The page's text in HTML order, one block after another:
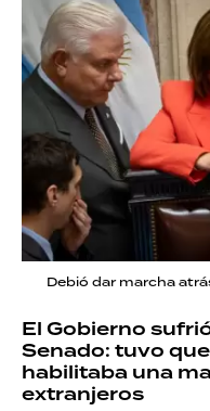
Debió dar marcha
El Gobierno
Senado: tuvo
habilitaba una
extranjeros